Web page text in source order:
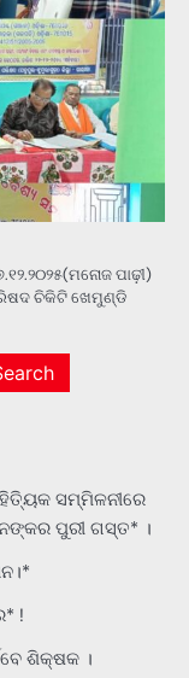
ପାଢ଼ୀ)
ଚିକିଟି ଖେମୁଣ୍ଡି
ସମ୍ମିଳନୀରେ
ପୁରୀ ଗସ୍ତ* ।
!
ଶିକ୍ଷକ ।